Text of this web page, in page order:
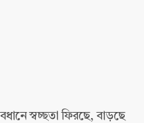
স্বচ্ছতা ফিরছে, বাড়ছে